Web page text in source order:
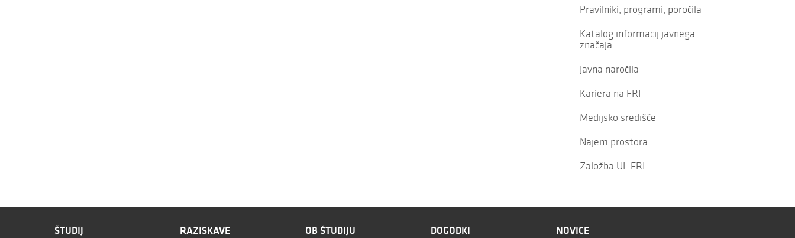
Pravilniki, programi, poročila
Katalog informacij javnega
značaja
Javna naročila
Kariera na FRI
Medijsko središče
Najem prostora
Založba UL FRI
ŠTUDIJ RAZISKAVE OB ŠTUDIJU DOGODKI NOVICE